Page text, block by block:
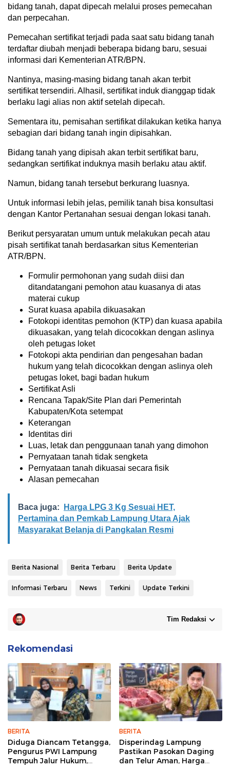
bidang tanah, dapat dipecah melalui proses pemecahan
dan perpecahan.
Pemecahan sertifikat terjadi pada saat satu bidang tanah
terdaftar diubah menjadi beberapa bidang baru, sesuai
informasi dari Kementerian ATR/BPN.
Nantinya, masing-masing bidang tanah akan terbit
sertifikat tersendiri. Alhasil, sertifikat induk dianggap tidak
berlaku lagi alias non aktif setelah dipecah.
Sementara itu, pemisahan sertifikat dilakukan ketika hanya
sebagian dari bidang tanah ingin dipisahkan.
Bidang tanah yang dipisah akan terbit sertifikat baru,
sedangkan sertifikat induknya masih berlaku atau aktif.
Namun, bidang tanah tersebut berkurang luasnya.
Untuk informasi lebih jelas, pemilik tanah bisa konsultasi
dengan Kantor Pertanahan sesuai dengan lokasi tanah.
Berikut persyaratan umum untuk melakukan pecah atau
pisah sertifikat tanah berdasarkan situs Kementerian
ATR/BPN.
Formulir permohonan yang sudah diisi dan
ditandatangani pemohon atau kuasanya di atas
materai cukup
Surat kuasa apabila dikuasakan
Fotokopi identitas pemohon (KTP) dan kuasa apabila
dikuasakan, yang telah dicocokkan dengan aslinya
oleh petugas loket
Fotokopi akta pendirian dan pengesahan badan
hukum yang telah dicocokkan dengan aslinya oleh
petugas loket, bagi badan hukum
Sertifikat Asli
Rencana Tapak/Site Plan dari Pemerintah
Kabupaten/Kota setempat
Keterangan
Identitas diri
Luas, letak dan penggunaan tanah yang dimohon
Pernyataan tanah tidak sengketa
Pernyataan tanah dikuasai secara fisik
Alasan pemecahan
Baca juga:
Harga LPG 3 Kg Sesuai HET,
Pertamina dan Pemkab Lampung Utara Ajak
Masyarakat Belanja di Pangkalan Resmi
Berita Nasional Berita Terbaru Berita Update
Informasi Terbaru News Terkini Update Terkini
Tim Redaksi
Rekomendasi
BERITA
Diduga Diancam Tetangga,
Pengurus PWI Lampung
Tempuh Jalur Hukum,
BERITA
Disperindag Lampung
Pastikan Pasokan Daging
dan Telur Aman, Harga